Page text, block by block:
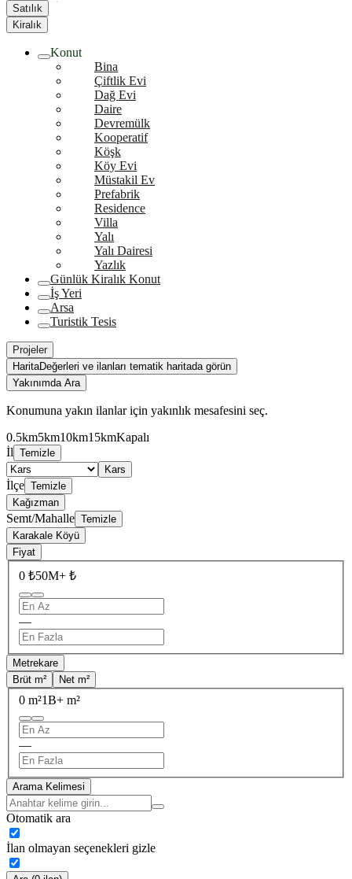
Satılık
Kiralık
Konut
Bina
Çiftlik Evi
Dağ Evi
Daire
Devremülk
Kooperatif
Köşk
Köy Evi
Müstakil Ev
Prefabrik
Residence
Villa
Yalı
Yalı Dairesi
Yazlık
Günlük Kiralık Konut
İş Yeri
Arsa
Turistik Tesis
Projeler
HaritaDeğerleri ve ilanları tematik haritada görün
Yakınımda Ara
Konumuna yakın ilanlar için yakınlık mesafesini seç.
0.5km5km10km15kmKapalı
İl Temizle
Kars
İlçe Temizle
Kağızman
Semt/Mahalle Temizle
Karakale Köyü
Fiyat
0 ₺50M+ ₺
—
Metrekare
Brüt m²
Net m²
0 m²1B+ m²
—
Arama Kelimesi
Otomatik ara
İlan olmayan seçenekleri gizle